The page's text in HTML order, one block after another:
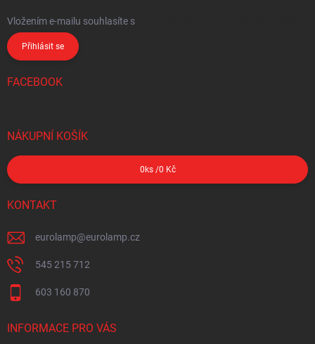
Vložením e-mailu souhlasíte s
Přihlásit se
FACEBOOK
NÁKUPNÍ KOŠÍK
0 ks /0 Kč
KONTAKT
eurolamp@eurolamp.cz
545 215 712
603 160 870
INFORMACE PRO VÁS